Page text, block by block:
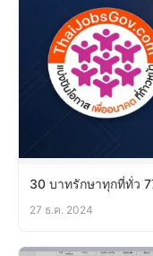
30 บาทรักษาทุกที่ทั่ว
27 ธ.ค. 2024